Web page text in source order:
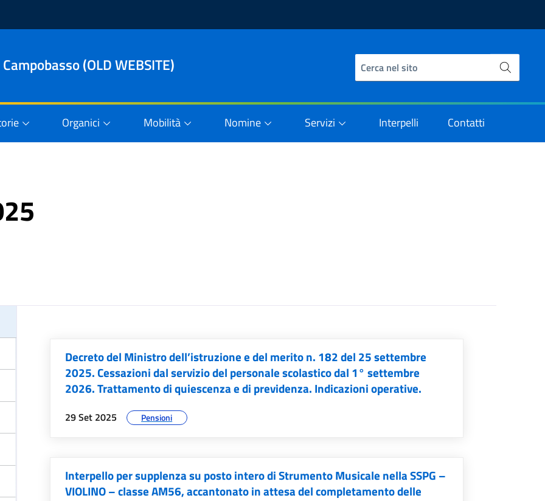
(OLD WEBSITE)
Organici Mobilità Nomine Servizi Interpelli Contatti
Decreto del Ministro dell’istruzione e del merito n. 182 del 25 settembre
2025. Cessazioni dal servizio del personale scolastico dal 1° settembre
2026. Trattamento di quiescenza e di previdenza. Indicazioni operative.
data:
29 Set 2025 argomenti:
Pensioni
Interpello per supplenza su posto intero di Strumento Musicale nella SSPG –
VIOLINO – classe AM56, accantonato in attesa del completamento delle